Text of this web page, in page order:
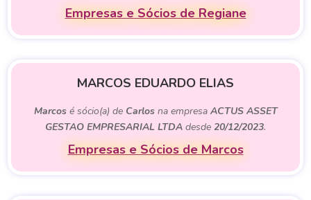
Empresas e Sócios de Regiane
MARCOS EDUARDO ELIAS
Marcosé sócio(a) de Carlosna empresa ACTUS ASSET
GESTAO EMPRESARIAL LTDA desde 20/12/2023.
Empresas e Sócios de Marcos